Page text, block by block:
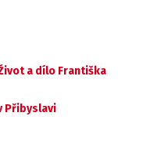
a dílo Františka
Přibyslavi